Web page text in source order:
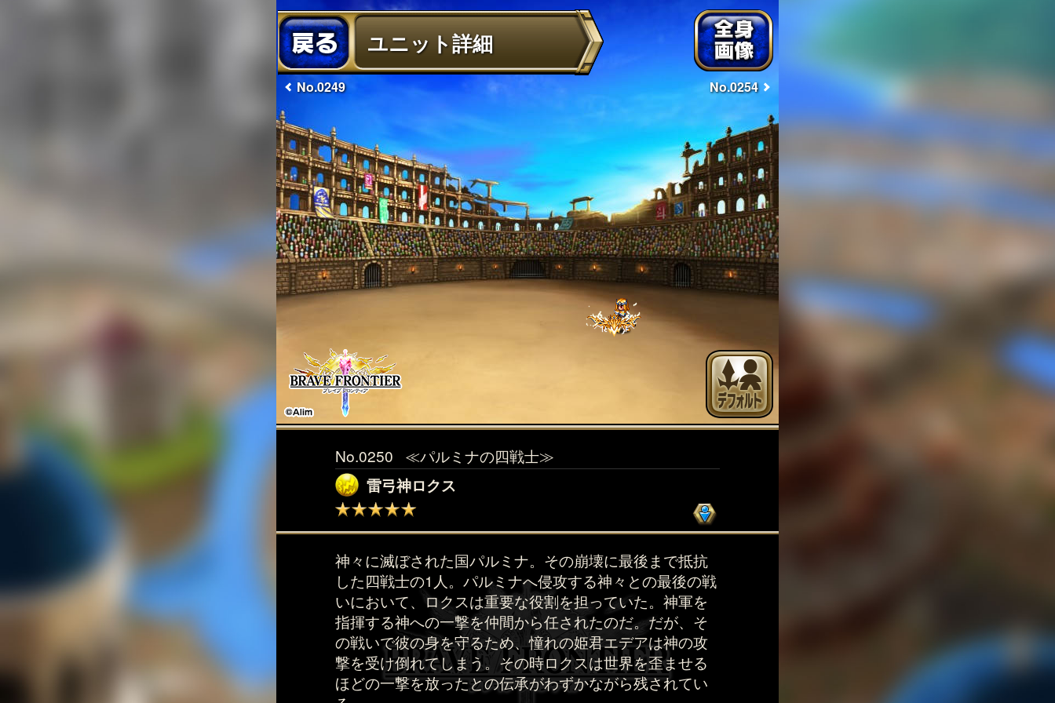
ユニット詳細
No.0249 No.0254
No.0250 ≪パルミナの四戦士≫
雷弓神ロクス
神々に滅ぼされた国パルミナ。その崩壊に最後まで抵抗
した四戦士の1人。パルミナへ侵攻する神々との最後の戦
いにおいて、ロクスは重要な役割を担っていた。神軍を
指揮する神への一撃を仲間から任されたのだ。だが、そ
の戦いで彼の身を守るため、憧れの姫君エデアは神の攻
撃を受け倒れてしまう。その時ロクスは世界を歪ませる
ほどの一撃を放ったとの伝承がわずかながら残されてい